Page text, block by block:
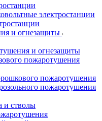
электростанции
и огнезащиты
и огнезащиты
пожаротушения
пожаротушения
пожаротушения
и стволы